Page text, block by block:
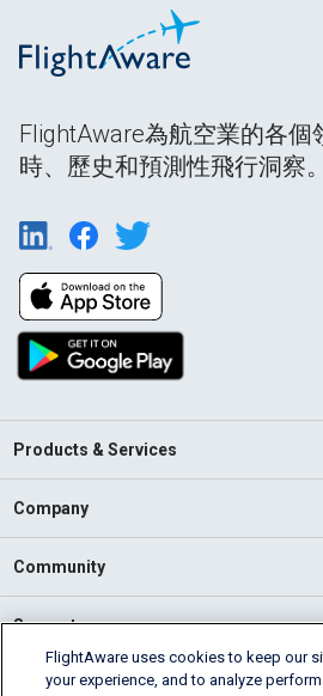
FlightAware為航空業的各個
時、歷史和預測性飛行洞察。
Products & Services
Company
Community
Support
English (USA)
FlightAware uses cookies to keep our
your experience, and to analyze